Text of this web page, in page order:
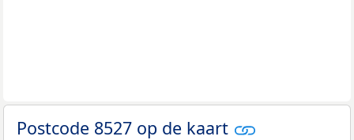
Postcode 8527 op de kaart